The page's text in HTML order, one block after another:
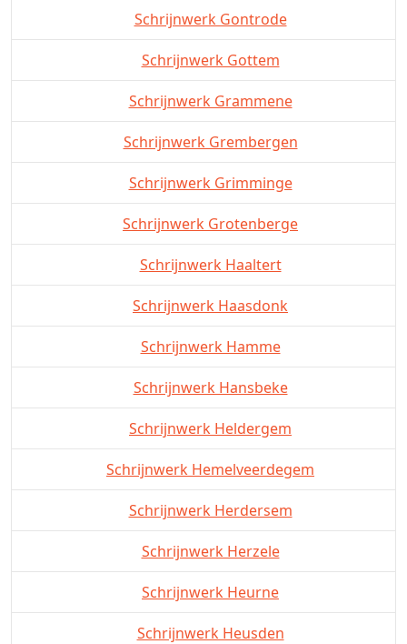
Schrijnwerk Gontrode
Schrijnwerk Gottem
Schrijnwerk Grammene
Schrijnwerk Grembergen
Schrijnwerk Grimminge
Schrijnwerk Grotenberge
Schrijnwerk Haaltert
Schrijnwerk Haasdonk
Schrijnwerk Hamme
Schrijnwerk Hansbeke
Schrijnwerk Heldergem
Schrijnwerk Hemelveerdegem
Schrijnwerk Herdersem
Schrijnwerk Herzele
Schrijnwerk Heurne
Schrijnwerk Heusden